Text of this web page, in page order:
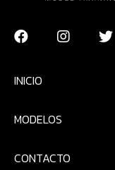
INICIO
MODELOS
CONTACTO